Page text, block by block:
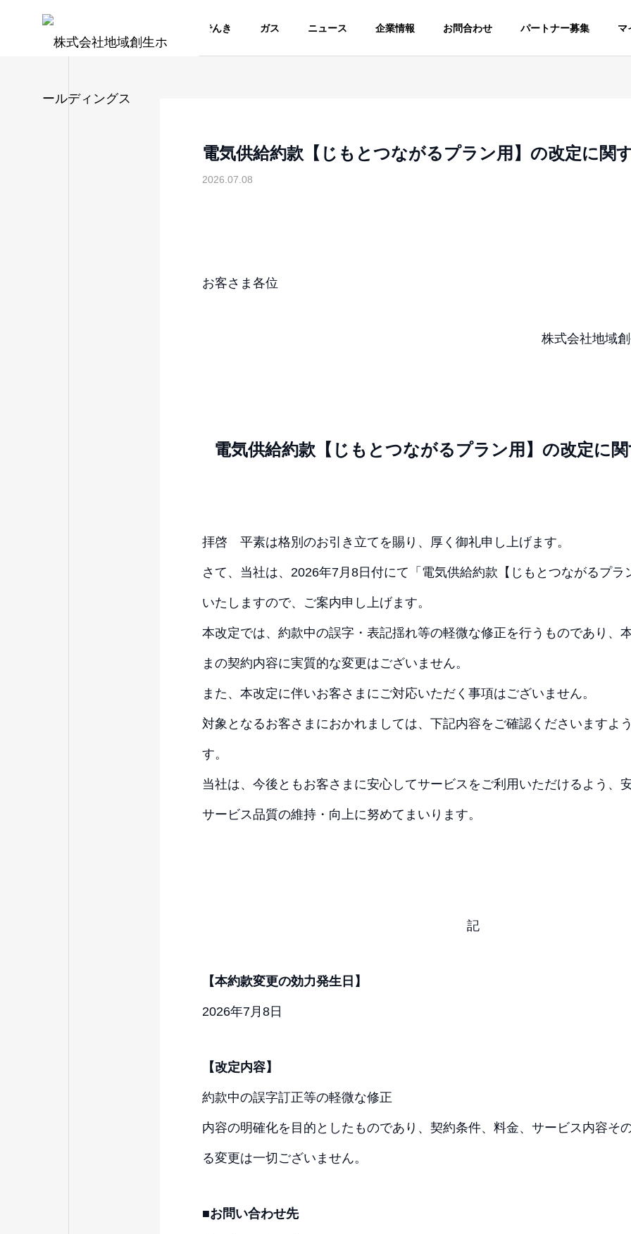
でんき ガス ニュース 企業情報 お問合わせ パートナー募集 マ
電気供給約款【じもとつながるプラン用】の改定に関
2026.07.08
お客さま各位
株式会社地域
電気供給約款【じもとつながるプラン用】の改定に
拝啓 平素は格別のお引き⽴てを賜り、厚く御礼申し上げます。
さて、当社は、2026年7月8日付にて「電気供給約款【じもとつながるプラ
いたしますので、ご案内申し上げます。
本改定では、約款中の誤字・表記揺れ等の軽微な修正を行うものであり、
まの契約内容に実質的な変更はございません。
また、本改定に伴いお客さまにご対応いただく事項はございません。
対象となるお客さまにおかれましては、下記内容をご確認くださいますよ
す。
当社は、今後ともお客さまに安心してサービスをご利用いただけるよう、
サービス品質の維持・向上に努めてまいります。
記
【本約款変更の効力発生日】
2026年7月8日
【改定内容】
約款中の誤字訂正等の軽微な修正
内容の明確化を目的としたものであり、契約条件、料金、サービス内容そ
る変更は一切ございません。
■お問い合わせ先